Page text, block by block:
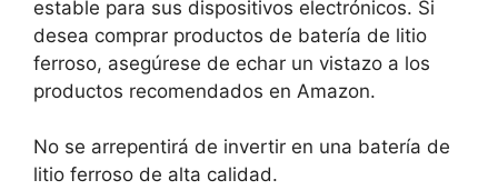
estable para sus dispositivos electrónicos. Si
desea comprar productos de batería de litio
ferroso, asegúrese de echar un vistazo a los
productos recomendados en Amazon.
No se arrepentirá de invertir en una batería de
litio ferroso de alta calidad.